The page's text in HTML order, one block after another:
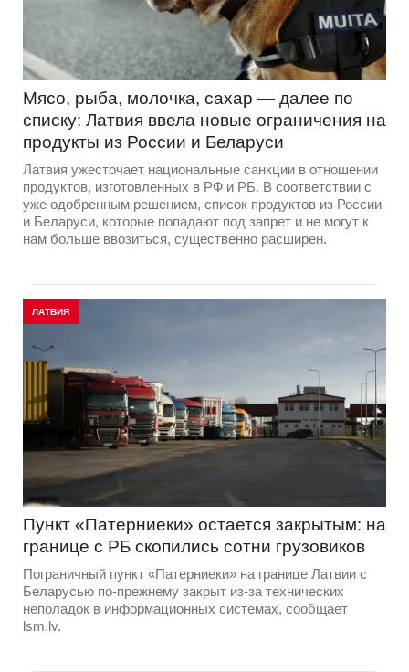
Мясо, рыба, молочка, сахар — далее по
списку: Латвия ввела новые ограничения на
продукты из России и Беларуси
Латвия ужесточает национальные санкции в отношении
продуктов, изготовленных в РФ и РБ. В соответствии с
уже одобренным решением, список продуктов из России
и Беларуси, которые попадают под запрет и не могут к
нам больше ввозиться, существенно расширен.
ЛАТВИЯ
Пункт «Патерниеки» остается закрытым: на
границе с РБ скопились сотни грузовиков
Пограничный пункт «Патерниеки» на границе Латвии с
Беларусью по-прежнему закрыт из-за технических
неполадок в информационных системах, сообщает
lsm.lv.